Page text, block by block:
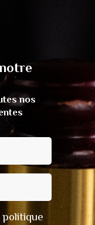
nos